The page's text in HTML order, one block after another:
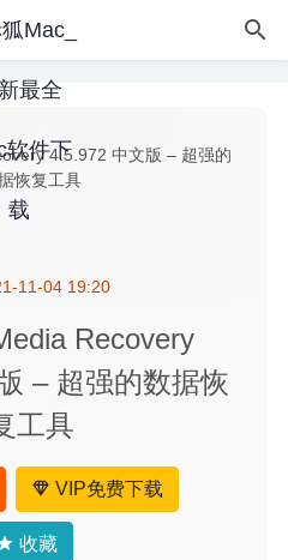
11-04 19:20
Recovery
– 超强的数据恢
工具
VIP免费下载
收藏
中文版-专业的2D/3D数字雕刻
7.11(2110) 中文版-MacOS全能
预览及导出工具
跨平台的密码管理器
5.8 for Mac- 重复文件查找及